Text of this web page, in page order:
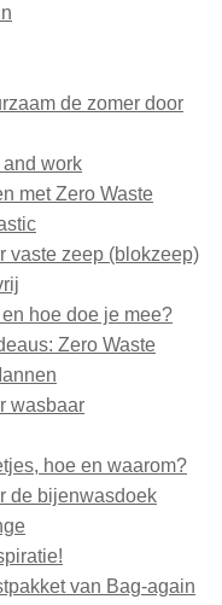
de zomer door
work
met Zero Waste
vaste zeep (blokzeep)
hoe doe je mee?
Zero Waste
wasbaar
hoe en waarom?
de bijenwasdoek
van Bag-again